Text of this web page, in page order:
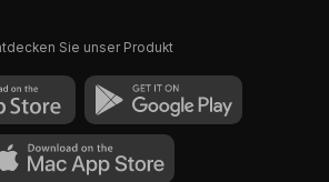
Sie unser Produkt